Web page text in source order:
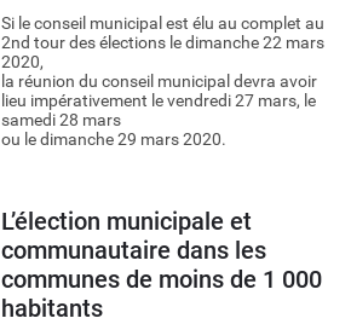
Si le conseil municipal est élu au complet au
2nd tour des élections le dimanche 22 mars
2020,
la réunion du conseil municipal devra avoir
lieu impérativement le vendredi 27 mars, le
samedi 28 mars
ou le dimanche 29 mars 2020.
L’élection municipale et
communautaire dans les
communes de moins de 1 000
habitants